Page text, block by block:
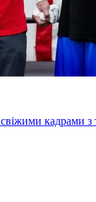
кадрами з